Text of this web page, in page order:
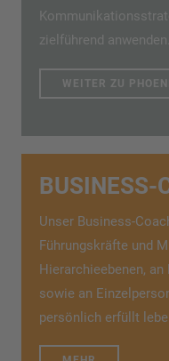
zielführend anwenden.
WEITER ZU
BUSINESS-
Unser Business-
Führungskräfte und
Hierarchieebenen,
sowie an
persönlich erfüllt